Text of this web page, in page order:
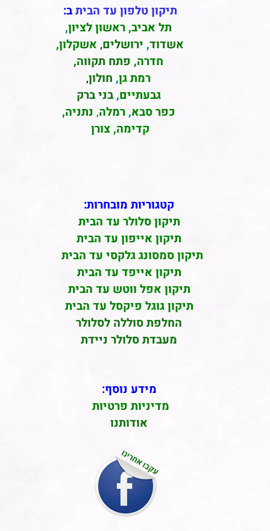
תיקון טלפון עד הביתב:
תל אביב, ראשון לציון,
אשדוד, ירושלים, אשקלון,
חדרה, פתח תקווה,
רמת גן, חולון,
גבעתיים,בני ברק
כפר סבא,רמלה, נתניה,
קדימה, צורן
קטגוריות מובחרות:
תיקון סלולר עד הבית
תיקון אייפון עד הבית
תיקון סמסונג גלקסי עד הבית
תיקון אייפד עד הבית
תיקון אפל ווטש עד הבית
תיקון גוגל פיקסל עד הבית
החלפת סוללה לסלולר
מעבדת סלולר ניידת
מידע נוסף:
מדיניות פרטיות
אודותנו